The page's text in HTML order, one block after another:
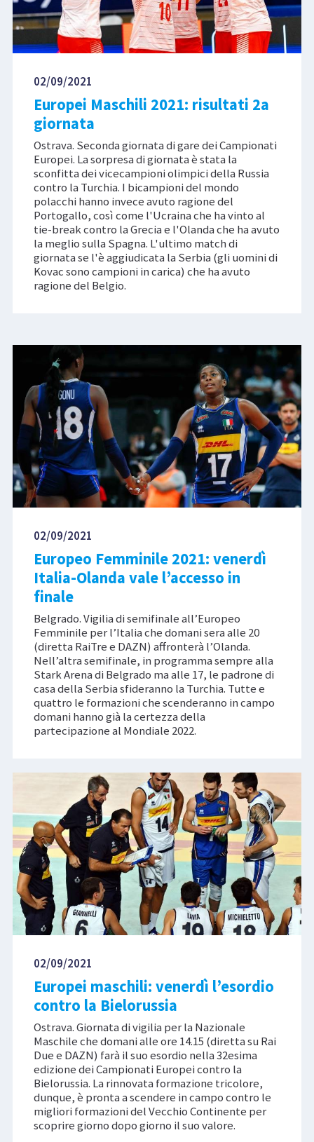
02/09/2021
Europei Maschili 2021: risultati 2a
giornata
Ostrava. Seconda giornata di gare dei Campionati
Europei. La sorpresa di giornata è stata la
sconfitta dei vicecampioni olimpici della Russia
contro la Turchia. I bicampioni del mondo
polacchi hanno invece avuto ragione del
Portogallo, così come l'Ucraina che ha vinto al
tie-break contro la Grecia e l'Olanda che ha avuto
la meglio sulla Spagna. L'ultimo match di
giornata se l'è aggiudicata la Serbia (gli uomini di
Kovac sono campioni in carica) che ha avuto
ragione del Belgio.
02/09/2021
Europeo Femminile 2021: venerdì
Italia-Olanda vale l’accesso in
finale
Belgrado. Vigilia di semifinale all’Europeo
Femminile per l’Italia che domani sera alle 20
(diretta RaiTre e DAZN) affronterà l’Olanda.
Nell’altra semifinale, in programma sempre alla
Stark Arena di Belgrado ma alle 17, le padrone di
casa della Serbia sfideranno la Turchia. Tutte e
quattro le formazioni che scenderanno in campo
domani hanno già la certezza della
partecipazione al Mondiale 2022.
02/09/2021
Europei maschili: venerdì l’esordio
contro la Bielorussia
Ostrava. Giornata di vigilia per la Nazionale
Maschile che domani alle ore 14.15 (diretta su Rai
Due e DAZN) farà il suo esordio nella 32esima
edizione dei Campionati Europei contro la
Bielorussia. La rinnovata formazione tricolore,
dunque, è pronta a scendere in campo contro le
migliori formazioni del Vecchio Continente per
scoprire giorno dopo giorno il suo valore.